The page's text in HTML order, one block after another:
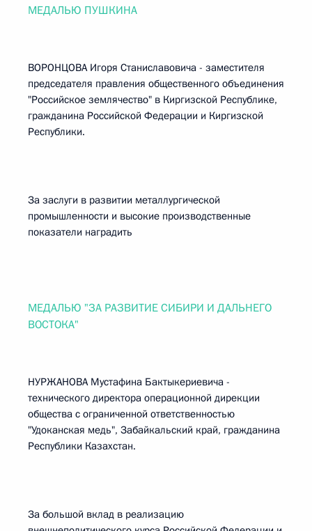
МЕДАЛЬЮ ПУШКИНА
ВОРОНЦОВА Игоря Станиславовича - заместителя
председателя правления общественного объединения
"Российское землячество" в Киргизской Республике,
гражданина Российской Федерации и Киргизской
Республики.
За заслуги в развитии металлургической
промышленности и высокие производственные
показатели наградить
МЕДАЛЬЮ "ЗА РАЗВИТИЕ СИБИРИ И ДАЛЬНЕГО
ВОСТОКА"
НУРЖАНОВА Мустафина Бактыкериевича -
технического директора операционной дирекции
общества с ограниченной ответственностью
"Удоканская медь", Забайкальский край, гражданина
Республики Казахстан.
За большой вклад в реализацию